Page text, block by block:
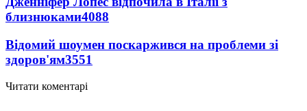
близнюками4088
Відомий шоумен поскаржився на проблеми зі
здоров'ям3551
Читати коментарі